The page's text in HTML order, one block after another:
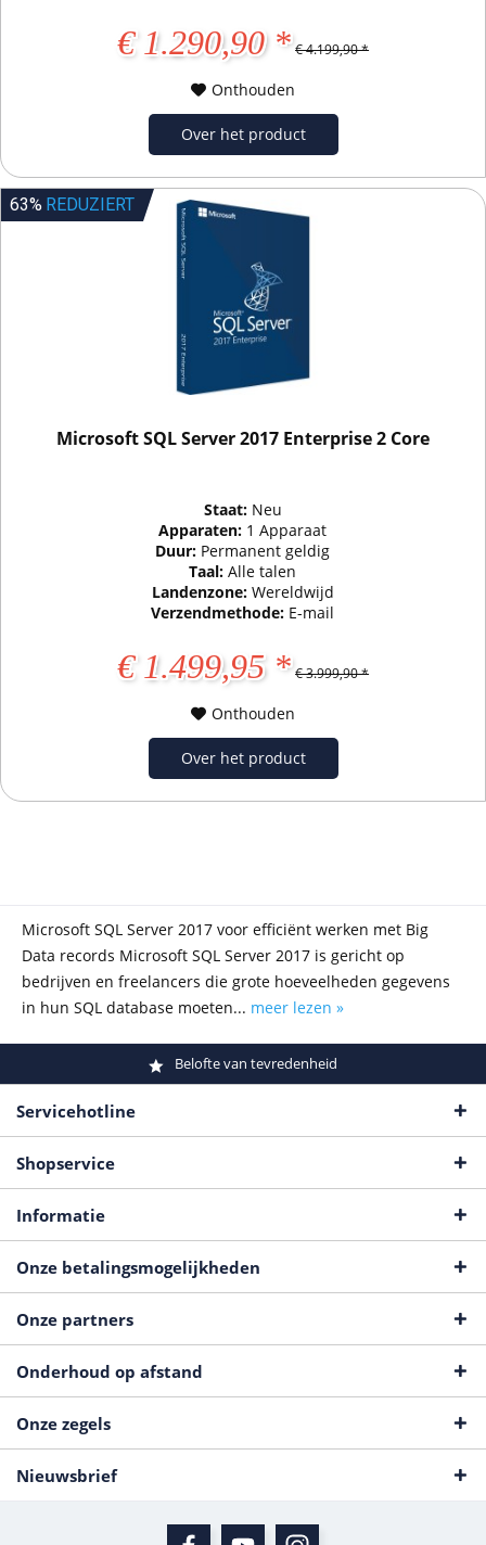
€ 1.290,90 * € 4.199,90 *
Onthouden
Over het product
63% REDUZIERT
Microsoft SQL Server 2017 Enterprise 2 Core
Staat: Neu
Apparaten: 1 Apparaat
Duur: Permanent geldig
Taal:Alle talen
Landenzone: Wereldwijd
Verzendmethode: E-mail
€ 1.499,95 * € 3.999,90 *
Onthouden
Over het product
Microsoft SQL Server 2017 voor efficiënt werken met Big
Data records Microsoft SQL Server 2017 is gericht op
bedrijven en freelancers die grote hoeveelheden gegevens
in hun SQL database moeten... meer lezen »
Belofte van tevredenheid
Servicehotline
Shopservice
Informatie
Onze betalingsmogelijkheden
Onze partners
Onderhoud op afstand
Onze zegels
Nieuwsbrief